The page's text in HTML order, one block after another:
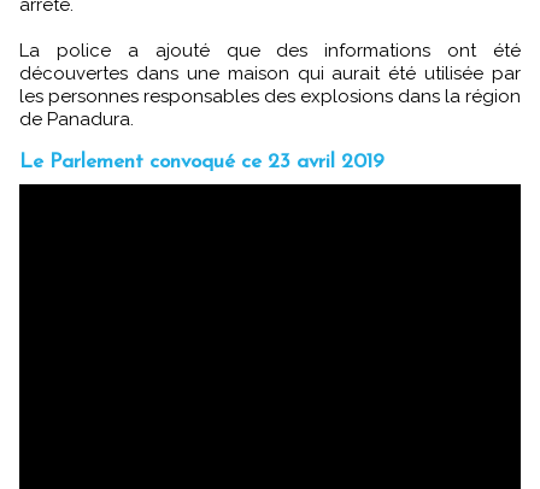
arrêté.
La police a ajouté que des informations ont été
découvertes dans une maison qui aurait été utilisée par
les personnes responsables des explosions dans la région
de Panadura.
Le Parlement convoqué ce 23 avril 2019